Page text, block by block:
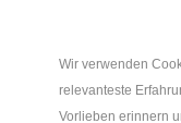
Wir verwenden
relevanteste
Vorlieben erinnern